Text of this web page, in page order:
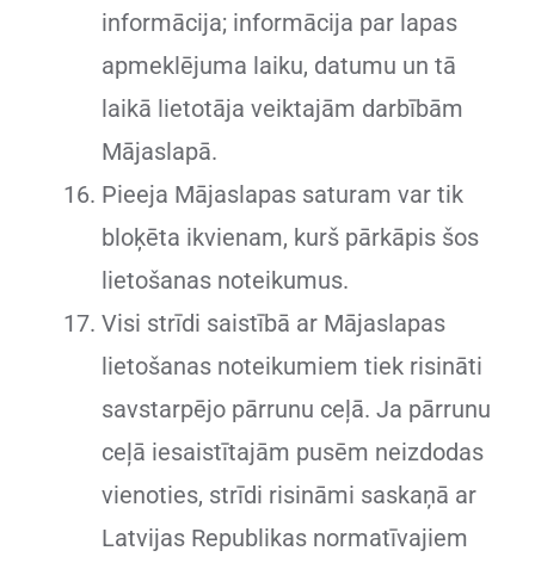
informācija; informācija par lapas
apmeklējuma laiku, datumu un tā
laikā lietotāja veiktajām darbībām
Mājaslapā.
Pieeja Mājaslapas saturam var tik
bloķēta ikvienam, kurš pārkāpis šos
lietošanas noteikumus.
Visi strīdi saistībā ar Mājaslapas
lietošanas noteikumiem tiek risināti
savstarpējo pārrunu ceļā. Ja pārrunu
ceļā iesaistītajām pusēm neizdodas
vienoties, strīdi risināmi saskaņā ar
Latvijas Republikas normatīvajiem